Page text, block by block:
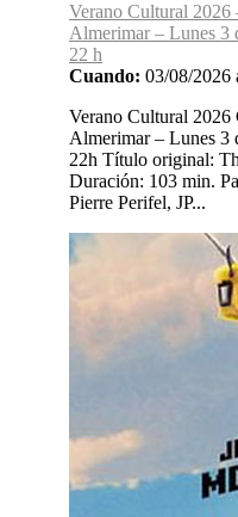
Verano Cultural 2026
Almerimar – Lunes 3
22 h
Cuando: 03/08/2026
Verano Cultural 2026
Almerimar – Lunes 3
22h Título original:
Duración: 103 min.
Pierre Perifel, JP...